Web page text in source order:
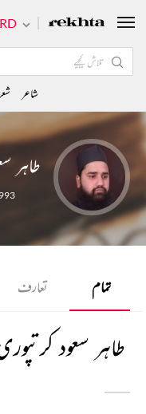
طاہر
تمام تعارف
طاہر سعود
شاعر شعر